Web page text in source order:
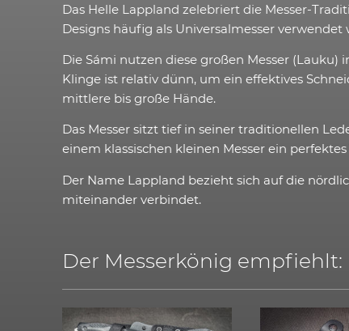
Das Helle Lappland zelebriert die Messer-
Designs häufig als Universalmesser verwendet
Die Sámi nutzen diese großen Messer
Klinge ist relativ dünn, um ein effektives
mittlere bis große Hände.
Das Messer sitzt tief in seiner traditionellen
einem klassischen kleinen Messer ein
Der Name Lappland bezieht sich auf die
miteinander verbindet.
Der Messerkönig empfiehlt: